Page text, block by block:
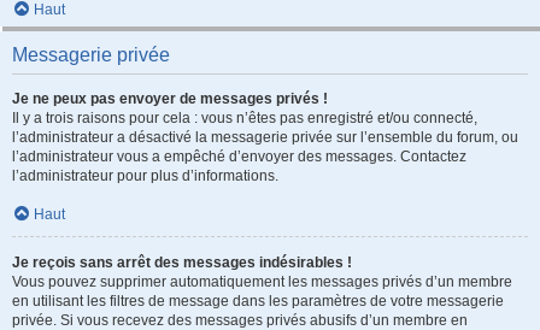
Haut
Messagerie privée
Je ne peux pas envoyer de messages privés !
Il y a trois raisons pour cela : vous n’êtes pas enregistré et/ou connecté,
l’administrateur a désactivé la messagerie privée sur l’ensemble du forum, ou
l’administrateur vous a empêché d’envoyer des messages. Contactez
l’administrateur pour plus d’informations.
Haut
Je reçois sans arrêt des messages indésirables !
Vous pouvez supprimer automatiquement les messages privés d’un membre
en utilisant les filtres de message dans les paramètres de votre messagerie
privée. Si vous recevez des messages privés abusifs d’un membre en